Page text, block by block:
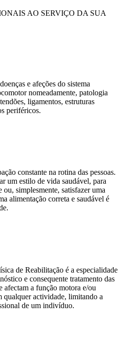
AO SERVIÇO DA SUA
e afeções do sistema
nomeadamente, patologia
ligamentos, estruturas
periféricos.
constante na rotina das pessoas.
um estilo de vida saudável, para
ou, simplesmente, satisfazer uma
alimentação correta e saudável é
de Reabilitação é a especialidade
e consequente tratamento das
afectam a função motora e/ou
qualquer actividade, limitando a
de um indivíduo.